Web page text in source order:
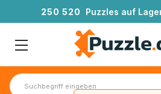
250 520 Puzzles auf